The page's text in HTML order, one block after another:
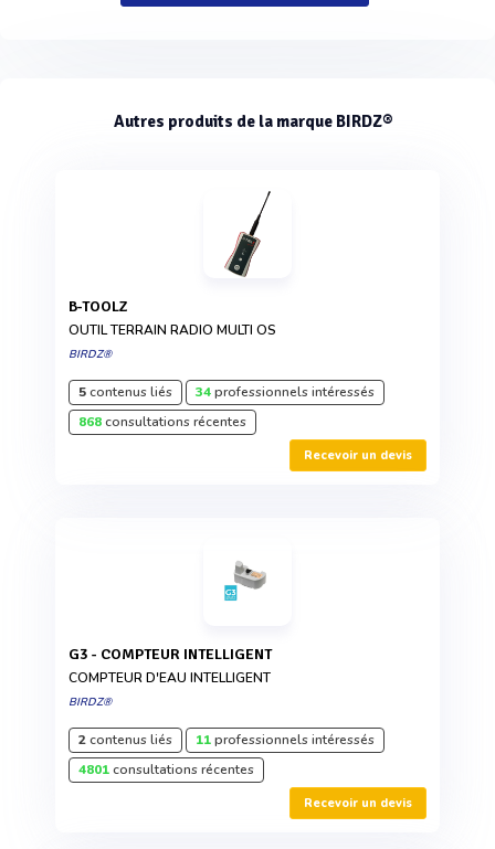
Autres produits de la marque BIRDZ®
B-TOOLZ
OUTIL TERRAIN RADIO MULTI OS
BIRDZ®
5contenus liés 34professionnels intéressés
868consultations récentes
Recevoir un devis
G3 - COMPTEUR INTELLIGENT
COMPTEUR D'EAU INTELLIGENT
BIRDZ®
2contenus liés 11professionnels intéressés
4801consultations récentes
Recevoir un devis